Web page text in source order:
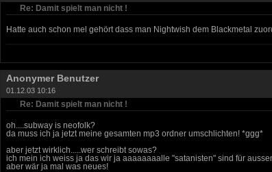
Re: Damit spielt man nicht !
Hatte auch schon mel gehört dass man Nightwish dem Blackmetal
Anonymer Benutzer
01.12.03 10:16
Re: Damit spielt man nicht !
oh....subway is neofolk?
da muss ich ja jetzt meine gesamten mp3 ordner umschlichten! *ggg*
aber jetzt wirklich.....wer schreibt sowas?
ich mein ich weiss ja das wir ja aaaaaaaalle "satanisten" sind für
aber wär ja mal was neues!